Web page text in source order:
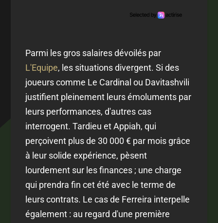
Parmi les gros salaires dévoilés par
L'Equipe, les situations divergent. Si des
joueurs comme Le Cardinal ou Davitashvili
justifient pleinement leurs émoluments par
leurs performances, d'autres cas
interrogent. Tardieu et Appiah, qui
perçoivent plus de 30 000 € par mois grâce
à leur solide expérience, pèsent
lourdement sur les finances ; une charge
qui prendra fin cet été avec le terme de
leurs contrats. Le cas de Ferreira interpelle
également : au regard d'une première